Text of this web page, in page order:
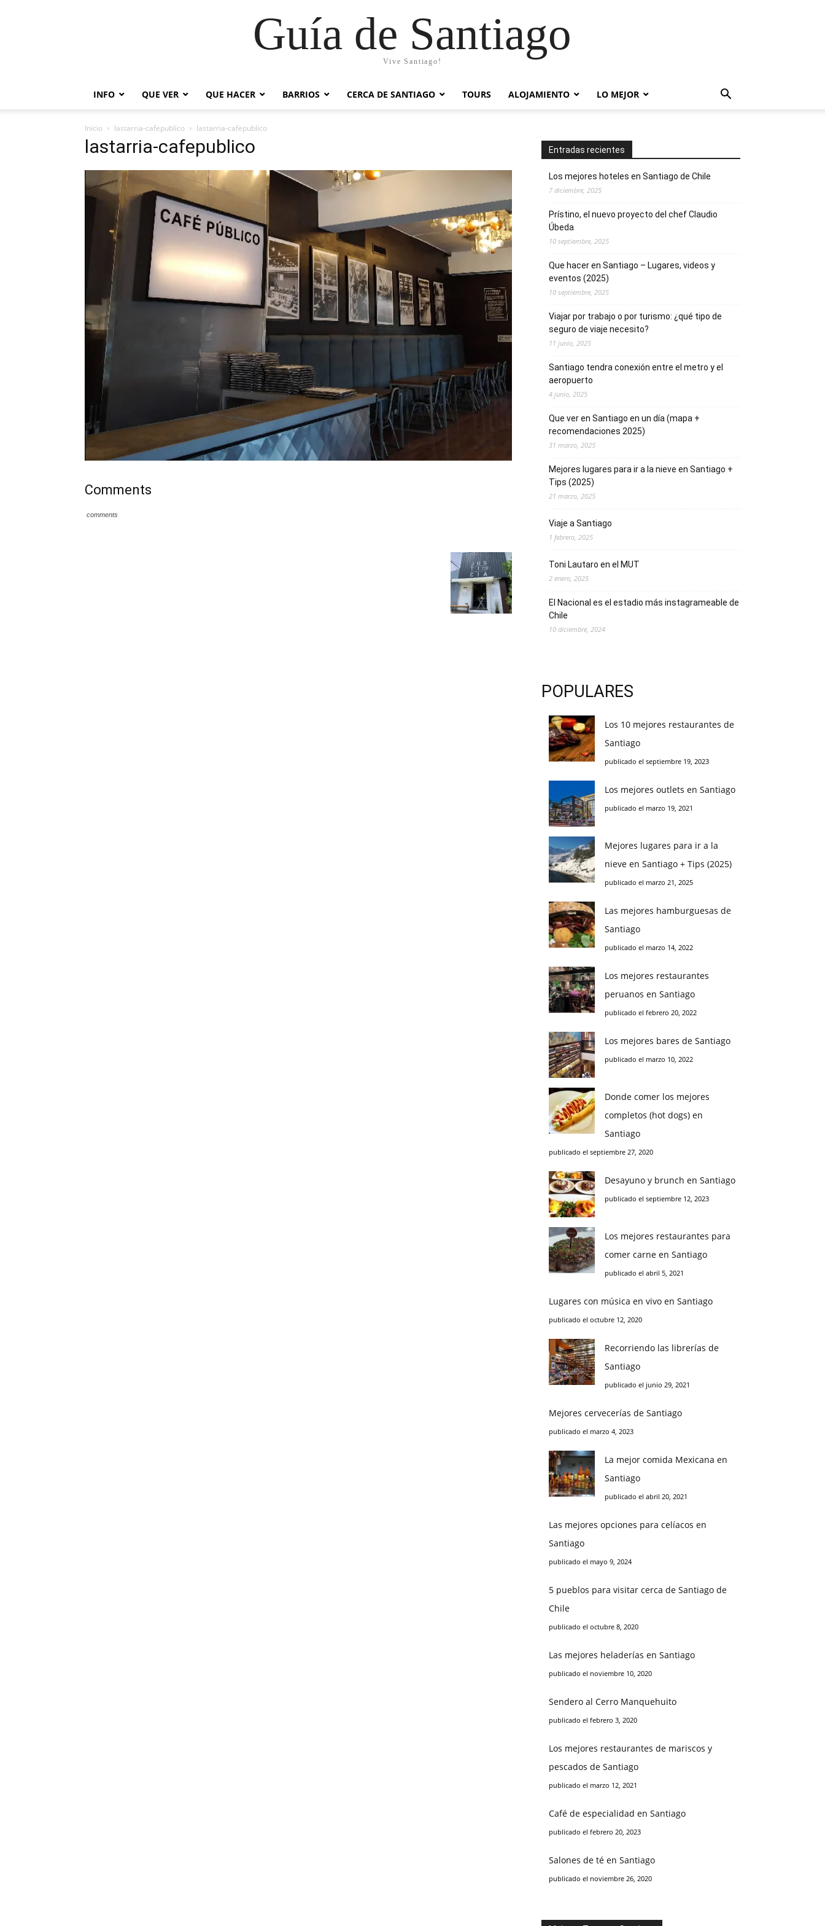
Guía de Santiago
Vive Santiago!
INFO QUE VER QUE HACER BARRIOS CERCA DE SANTIAGO TOURS ALOJAMIENTO LO MEJOR
Inicio lastarria-cafepublico lastarria-cafepublico
lastarria-cafepublico
Comments
comments
Entradas recientes
Los mejores hoteles en Santiago de Chile
7 diciembre, 2025
Prístino, el nuevo proyecto del chef Claudio
Úbeda
10 septiembre, 2025
Que hacer en Santiago – Lugares, videos y
eventos (2025)
10 septiembre, 2025
Viajar por trabajo o por turismo: ¿qué tipo de
seguro de viaje necesito?
11 junio, 2025
Santiago tendra conexión entre el metro y el
aeropuerto
4 junio, 2025
Que ver en Santiago en un día (mapa +
recomendaciones 2025)
31 marzo, 2025
Mejores lugares para ir a la nieve en Santiago +
Tips (2025)
21 marzo, 2025
Viaje a Santiago
1 febrero, 2025
Toni Lautaro en el MUT
2 enero, 2025
El Nacional es el estadio más instagrameable de
Chile
10 diciembre, 2024
POPULARES
Los 10 mejores restaurantes de
Santiago
publicado el septiembre 19, 2023
Los mejores outlets en Santiago
publicado el marzo 19, 2021
Mejores lugares para ir a la
nieve en Santiago + Tips (2025)
publicado el marzo 21, 2025
Las mejores hamburguesas de
Santiago
publicado el marzo 14, 2022
Los mejores restaurantes
peruanos en Santiago
publicado el febrero 20, 2022
Los mejores bares de Santiago
publicado el marzo 10, 2022
Donde comer los mejores
completos (hot dogs) en
Santiago
publicado el septiembre 27, 2020
Desayuno y brunch en Santiago
publicado el septiembre 12, 2023
Los mejores restaurantes para
comer carne en Santiago
publicado el abril 5, 2021
Lugares con música en vivo en Santiago
publicado el octubre 12, 2020
Recorriendo las librerías de
Santiago
publicado el junio 29, 2021
Mejores cervecerías de Santiago
publicado el marzo 4, 2023
La mejor comida Mexicana en
Santiago
publicado el abril 20, 2021
Las mejores opciones para celíacos en
Santiago
publicado el mayo 9, 2024
5 pueblos para visitar cerca de Santiago de
Chile
publicado el octubre 8, 2020
Las mejores heladerías en Santiago
publicado el noviembre 10, 2020
Sendero al Cerro Manquehuito
publicado el febrero 3, 2020
Los mejores restaurantes de mariscos y
pescados de Santiago
publicado el marzo 12, 2021
Café de especialidad en Santiago
publicado el febrero 20, 2023
Salones de té en Santiago
publicado el noviembre 26, 2020